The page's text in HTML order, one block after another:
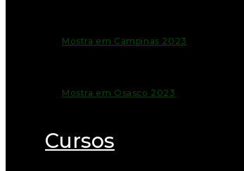
Mostra em Campinas 2023
Mostra em Osasco 2023
Cursos